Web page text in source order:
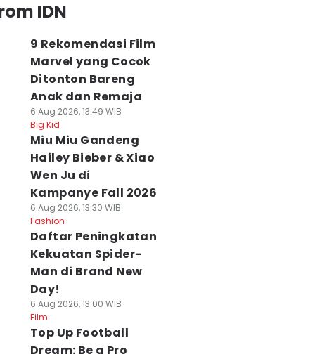
IDN
9 Rekomendasi Film
Marvel yang Cocok
Ditonton Bareng
Anak dan Remaja
6 Aug 2026, 13:49 WIB
Big Kid
Miu Miu Gandeng
Hailey Bieber & Xiao
Wen Ju di
Kampanye Fall 2026
6 Aug 2026, 13:30 WIB
Fashion
Daftar Peningkatan
Kekuatan Spider-
Man di Brand New
Day!
6 Aug 2026, 13:00 WIB
Film
Top Up Football
Dream: Be a Pro